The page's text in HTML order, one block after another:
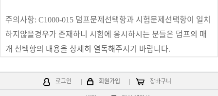
주의사항: C1000-015 덤프문제선택항과 시험문제선택항이 일치
하지않을경우가 존재하니 시험에 응시하시는 분들은 덤프의 매
개 선택항의 내용을 상세히 열독해주시기 바랍니다.
로그인 회원가입 장바구니